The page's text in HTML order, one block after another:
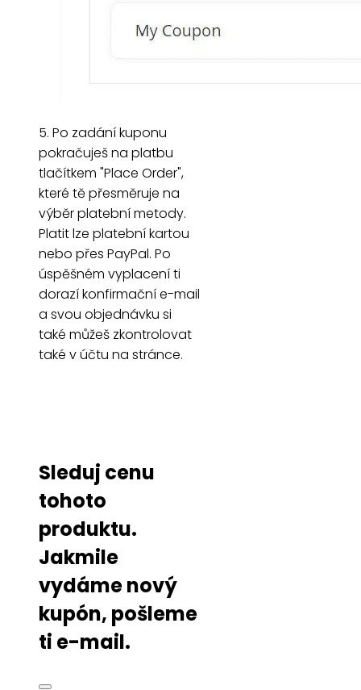
5. Po zadání kuponu
pokračuješ na platbu
tlačítkem "Place Order",
které tě přesměruje na
výběr platební metody.
Platit lze platební kartou
nebo přes PayPal. Po
úspěšném vyplacení ti
dorazí konfirmační e-mail
a svou objednávku si
také můžeš zkontrolovat
také v účtu na stránce.
Sleduj cenu
tohoto
produktu.
Jakmile
vydáme nový
kupón, pošleme
ti e-mail.